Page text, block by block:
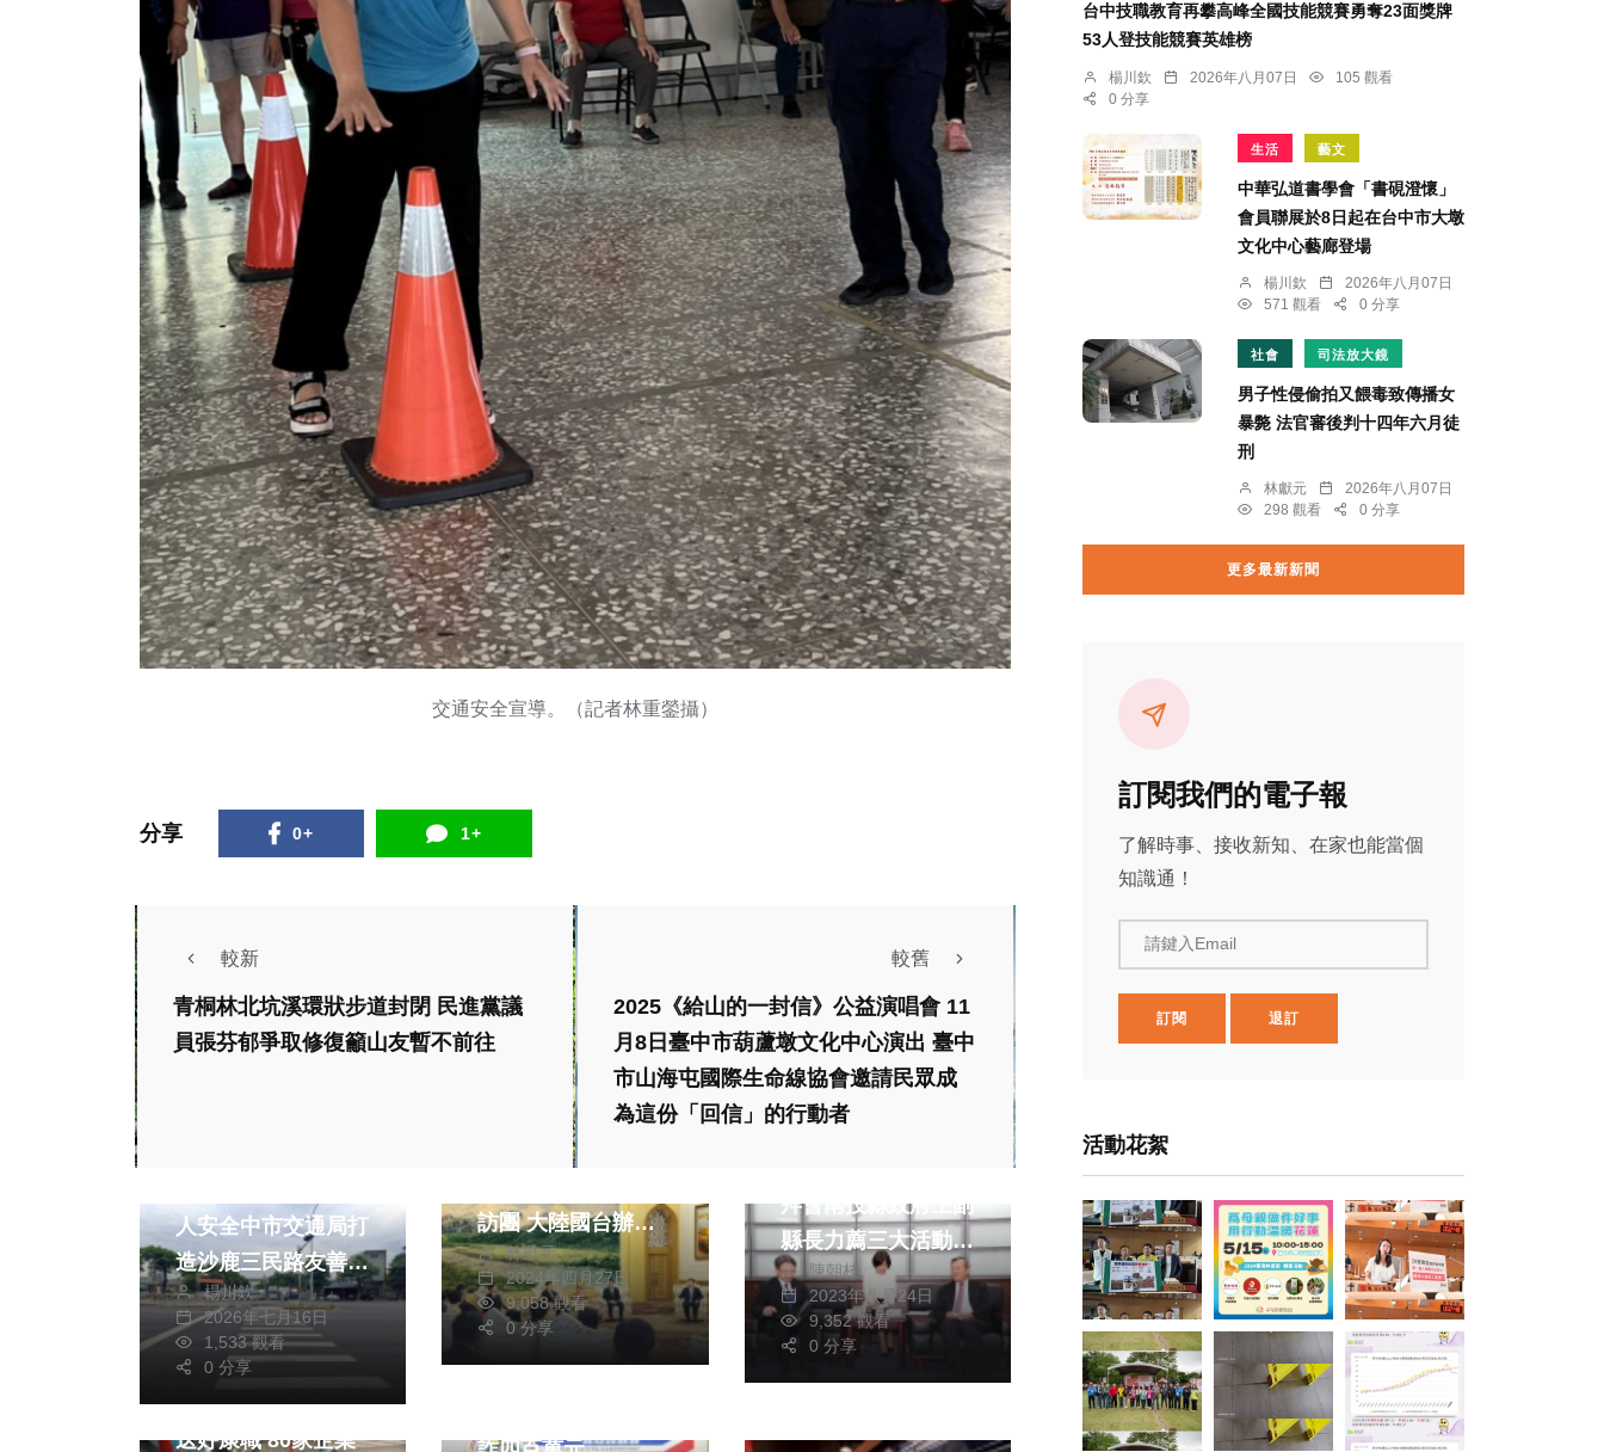
交通安全宣導。（記者林重鎣攝）
分享 0+ 1+
較新
青桐林北坑溪環狀步道封閉 民進黨議
員張芬郁爭取修復籲山友暫不前往
較舊
2025《給山的一封信》公益演唱會 11
月8日臺中市葫蘆墩文化中心演出 臺中
市山海屯國際生命線協會邀請民眾成
為這份「回信」的行動者
人安全中市交通局打
造沙鹿三民路友善通
行環境
楊川欽
2026年七月16日
1,533 觀看
0 分享
政治
王滬寧會見立法院國
訪團 大陸國台辦：
大陸方面願向花蓮地
震災區捐贈組合屋
林獻元
2024年四月27日
9,058 觀看
0 分享
生活 文教
旅遊
拜會南投縣政府王副
縣長力薦三大活動
強化濱名湖與日月潭
友好合作
陳朝枝
2023年八月24日
9,352 觀看
0 分享
政治 財經及消費
中市勞工局8月寵爸
送好康職 80家企業
社會
台中技職教育再攀高峰全國技能競賽勇奪23面獎牌
53人登技能競賽英雄榜
楊川欽 2026年八月07日
105 觀看
0 分享
生活 藝文
中華弘道書學會「書硯澄懷」
會員聯展於8日起在台中市大墩
文化中心藝廊登場
楊川欽
2026年八月07日
571 觀看
0 分享
社會 司法放大鏡
男子性侵偷拍又餵毒致傳播女
暴斃 法官審後判十四年六月徒
刑
林獻元
2026年八月07日
298 觀看
0 分享
更多最新新聞
訂閱我們的電子報
了解時事、接收新知、在家也能當個
知識通！
請鍵入Email
訂閱 退訂
活動花絮